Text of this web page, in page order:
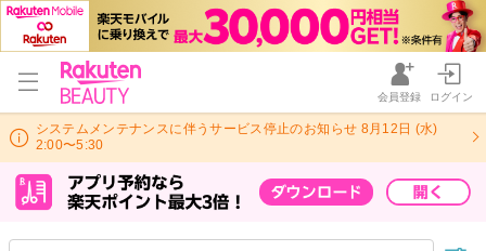
会員登録 ログイン
システムメンテナンスに伴うサービス停止のお知らせ 8月12日 (水)
2:00〜5:30